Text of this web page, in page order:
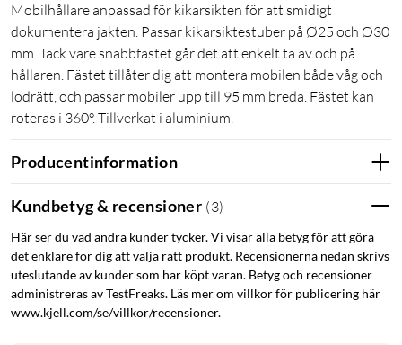
Mobilhållare anpassad för kikarsikten för att smidigt
dokumentera jakten. Passar kikarsiktestuber på Ø25 och Ø30
mm. Tack vare snabbfästet går det att enkelt ta av och på
hållaren. Fästet tillåter dig att montera mobilen både våg och
lodrätt, och passar mobiler upp till 95 mm breda. Fästet kan
roteras i 360°. Tillverkat i aluminium.
Producentinformation
Kundbetyg & recensioner (3)
Här ser du vad andra kunder tycker. Vi visar alla betyg för att göra
det enklare för dig att välja rätt produkt. Recensionerna nedan skrivs
uteslutande av kunder som har köpt varan. Betyg och recensioner
administreras av TestFreaks. Läs mer om villkor för publicering här
www.kjell.com/se/villkor/recensioner.